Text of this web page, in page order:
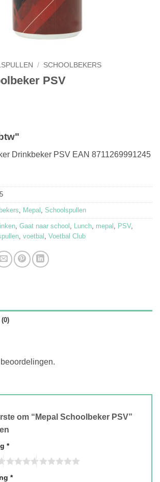
/ SCHOOLBEKERS
PSV
Drinkbeker PSV EAN 8711269991245
, Mepal , Schoolspullen
, Gaat naar school , Lunch, mepal , PSV,
, voetbal , Voetbal Club
om “Mepal Schoolbeker PSV”
*
*